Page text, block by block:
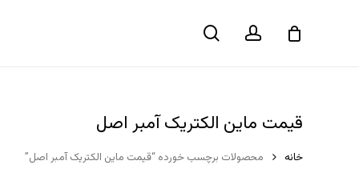
جستجوحساب
کاربری سبد خرید
قیمت ماین الکتریک آمبر اصل
خانه محصولات برچسب خورده “قیمت ماین الکتریک آمبر اصل”